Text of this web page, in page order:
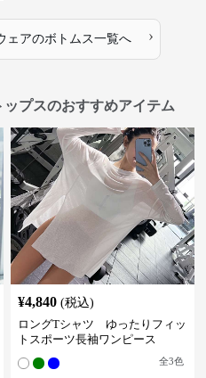
ェアのボトムス一覧へ ›
プスのおすすめアイテム
¥4,840 (税込)
ロングTシャツ ゆったりフィッ
トスポーツ長袖ワンピース
全3色